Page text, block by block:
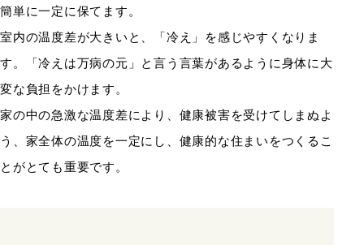
簡単に一定に保てます。
室内の温度差が大きいと、「冷え」を感じやすくなりま
す。「冷えは万病の元」と言う言葉があるように身体に大
変な負担をかけます。
家の中の急激な温度差により、健康被害を受けてしまぬよ
う、家全体の温度を一定にし、健康的な住まいをつくるこ
とがとても重要です。